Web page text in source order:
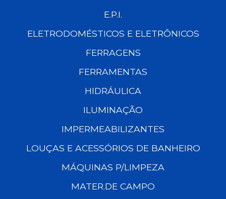
E.P.I.
ELETRODOMÉSTICOS E ELETRÔNICOS
FERRAGENS
FERRAMENTAS
HIDRÁULICA
ILUMINAÇÃO
IMPERMEABILIZANTES
LOUÇAS E ACESSÓRIOS DE BANHEIRO
MÁQUINAS P/LIMPEZA
MATER.DE CAMPO